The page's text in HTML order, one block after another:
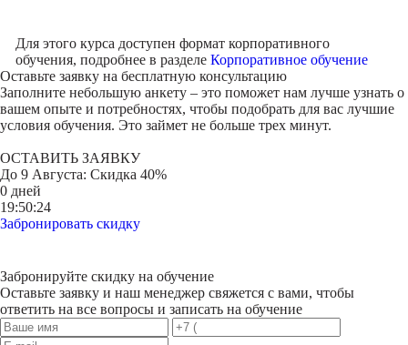
Для этого курса доступен формат корпоративного
обучения, подробнее в разделе Корпоративное обучение
Оставьте заявку на бесплатную консультацию
Заполните небольшую анкету – это поможет нам лучше узнать о
вашем опыте и потребностях, чтобы подобрать для вас лучшие
условия обучения. Это займет не больше трех минут.
ОСТАВИТЬ ЗАЯВКУ
До 9 Августа: Скидка 40%
0 дней
19:50:24
Забронировать скидку
Забронируйте скидку на обучение
Оставьте заявку и наш менеджер свяжется с вами, чтобы
ответить на все вопросы и записать на обучение